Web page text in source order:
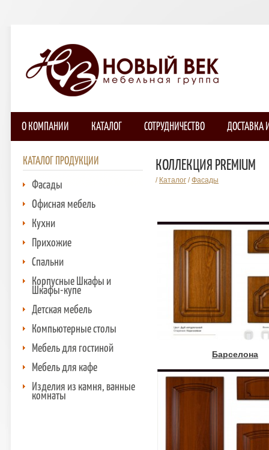
О КОМПАНИИ КАТАЛОГ СОТРУДНИЧЕСТВО ДОСТАВКА
КАТАЛОГ ПРОДУКЦИИ
Фасады
Офисная мебель
Кухни
Прихожие
Спальни
Корпусные Шкафы и
Шкафы-купе
Детская мебель
Компьютерные столы
Мебель для гостиной
Мебель для кафе
Изделия из камня, ванные
комнаты
КОЛЛЕКЦИЯ PREMIUM
/ Каталог /Фасады
Барселона